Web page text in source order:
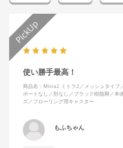
使い勝手最高！
商品名：Mitra2 ミトラ2／メッシュタイプ
ポートなし／肘なし／ブラック樹脂脚／本
ズ／フローリング用キャスター
もふちゃん